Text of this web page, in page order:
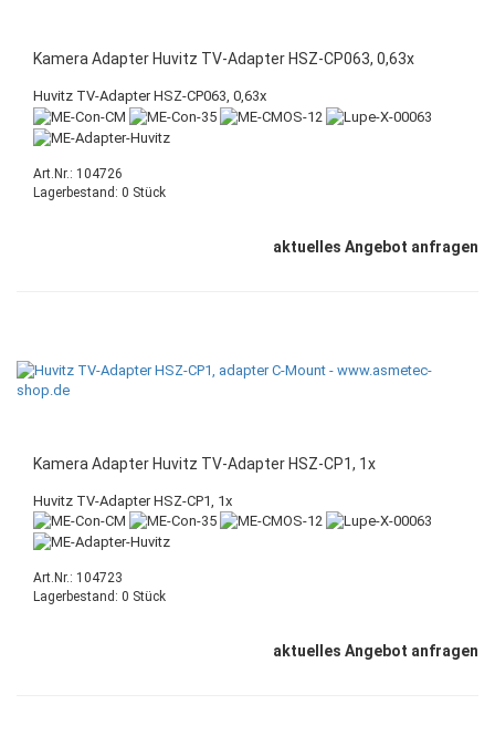
Kamera Adapter Huvitz TV-Adapter HSZ-CP063, 0,63x
Huvitz TV-Adapter HSZ-CP063, 0,63x
Art.Nr.: 104726
Lagerbestand: 0 Stück
aktuelles Angebot anfragen
Kamera Adapter Huvitz TV-Adapter HSZ-CP1, 1x
Huvitz TV-Adapter HSZ-CP1, 1x
Art.Nr.: 104723
Lagerbestand: 0 Stück
aktuelles Angebot anfragen